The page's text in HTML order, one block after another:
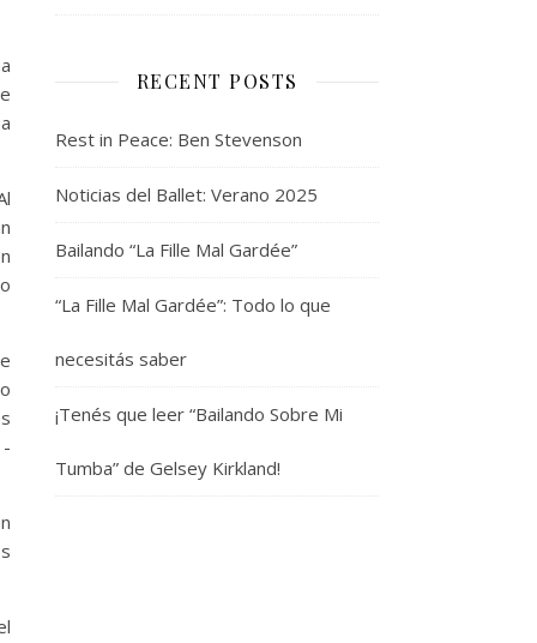
RECENT POSTS
Rest in Peace: Ben Stevenson
Noticias del Ballet: Verano 2025
Bailando “La Fille Mal Gardée”
“La Fille Mal Gardée”: Todo lo que
necesitás saber
¡Tenés que leer “Bailando Sobre Mi
Tumba” de Gelsey Kirkland!